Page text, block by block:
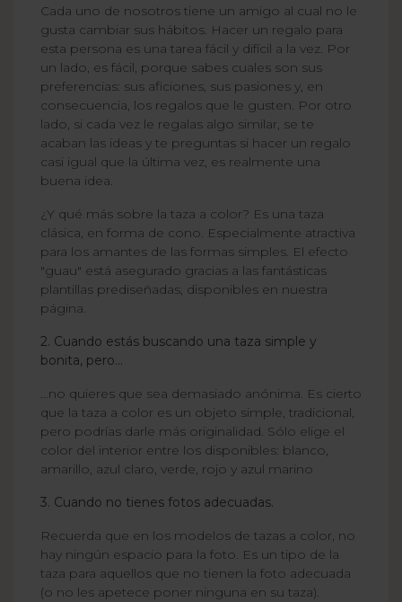
Cada uno de nosotros tiene un amigo al cual no le
gusta cambiar sus hábitos. Hacer un regalo para
esta persona es una tarea fácil y difícil a la vez. Por
un lado, es fácil, porque sabes cuales son sus
preferencias: sus aficiones, sus pasiones y, en
consecuencia, los regalos que le gusten. Por otro
lado, si cada vez le regalas algo similar, se te
acaban las ideas y te preguntas si hacer un regalo
casi igual que la última vez, es realmente una
buena idea.
¿Y qué más sobre la taza a color? Es una taza
clásica, en forma de cono. Especialmente atractiva
para los amantes de las formas simples. El efecto
"guau" está asegurado gracias a las fantásticas
plantillas prediseñadas, disponibles en nuestra
página.
2. Cuando estás buscando una taza simple y
bonita, pero…
...no quieres que sea demasiado anónima. Es cierto
que la taza a color es un objeto simple, tradicional,
pero podrías darle más originalidad. Sólo elige el
color del interior entre los disponibles: blanco,
amarillo, azul claro, verde, rojo y azul marino
3. Cuando no tienes fotos adecuadas.
Recuerda que en los modelos de tazas a color, no
hay ningún espacio para la foto. Es un tipo de la
taza para aquellos que no tienen la foto adecuada
(o no les apetece poner ninguna en su taza).